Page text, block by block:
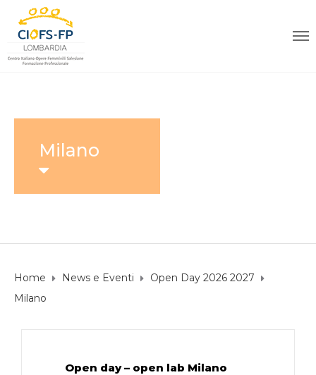
Milano
Home News e Eventi
Open Day 2026 2027
Milano
Open day – open lab Milano